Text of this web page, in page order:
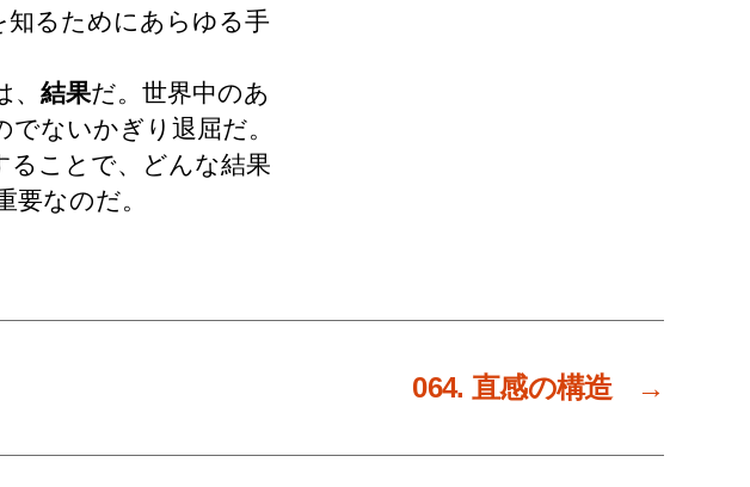
知るためにあらゆる手
結果だ。世界中のあ
ないかぎり退屈だ。
ることで、どんな結果
なのだ。
→
064. 直感の構造